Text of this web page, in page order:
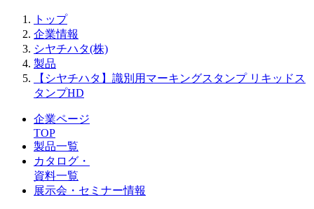
トップ
企業情報
シヤチハタ(株)
製品
【シヤチハタ】識別用マーキングスタンプ リキッドス
タンプHD
企業ページ
TOP
製品一覧
カタログ・
資料一覧
展示会・セミナー情報